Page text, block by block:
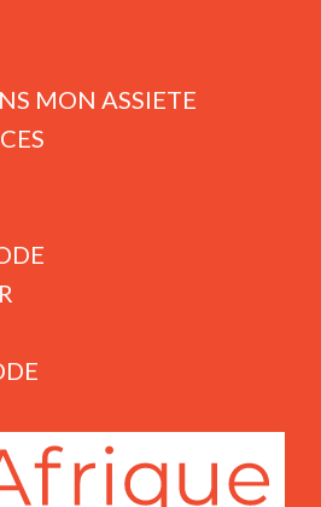
MON ASSIETE